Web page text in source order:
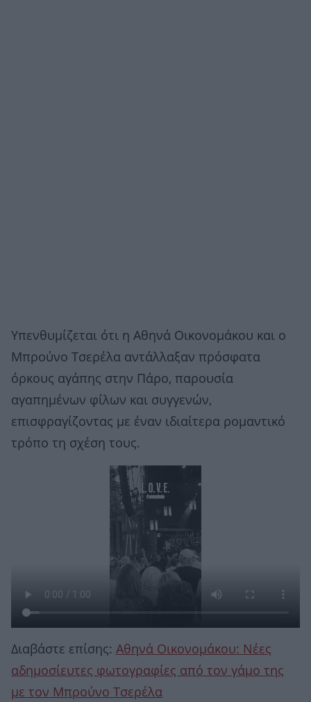
Υπενθυμίζεται ότι η Αθηνά Οικονομάκου και ο
Μπρούνο Τσερέλα αντάλλαξαν πρόσφατα
όρκους αγάπης στην Πάρο, παρουσία
αγαπημένων φίλων και συγγενών,
επισφραγίζοντας με έναν ιδιαίτερα ρομαντικό
τρόπο τη σχέση τους.
Διαβάστε επίσης: Αθηνά Οικονομάκου: Νέες
αδημοσίευτες φωτογραφίες από τον γάμο της
με τον Μπρούνο Τσερέλα